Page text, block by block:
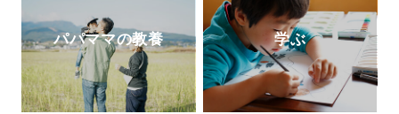
パパママの教養 学ぶ